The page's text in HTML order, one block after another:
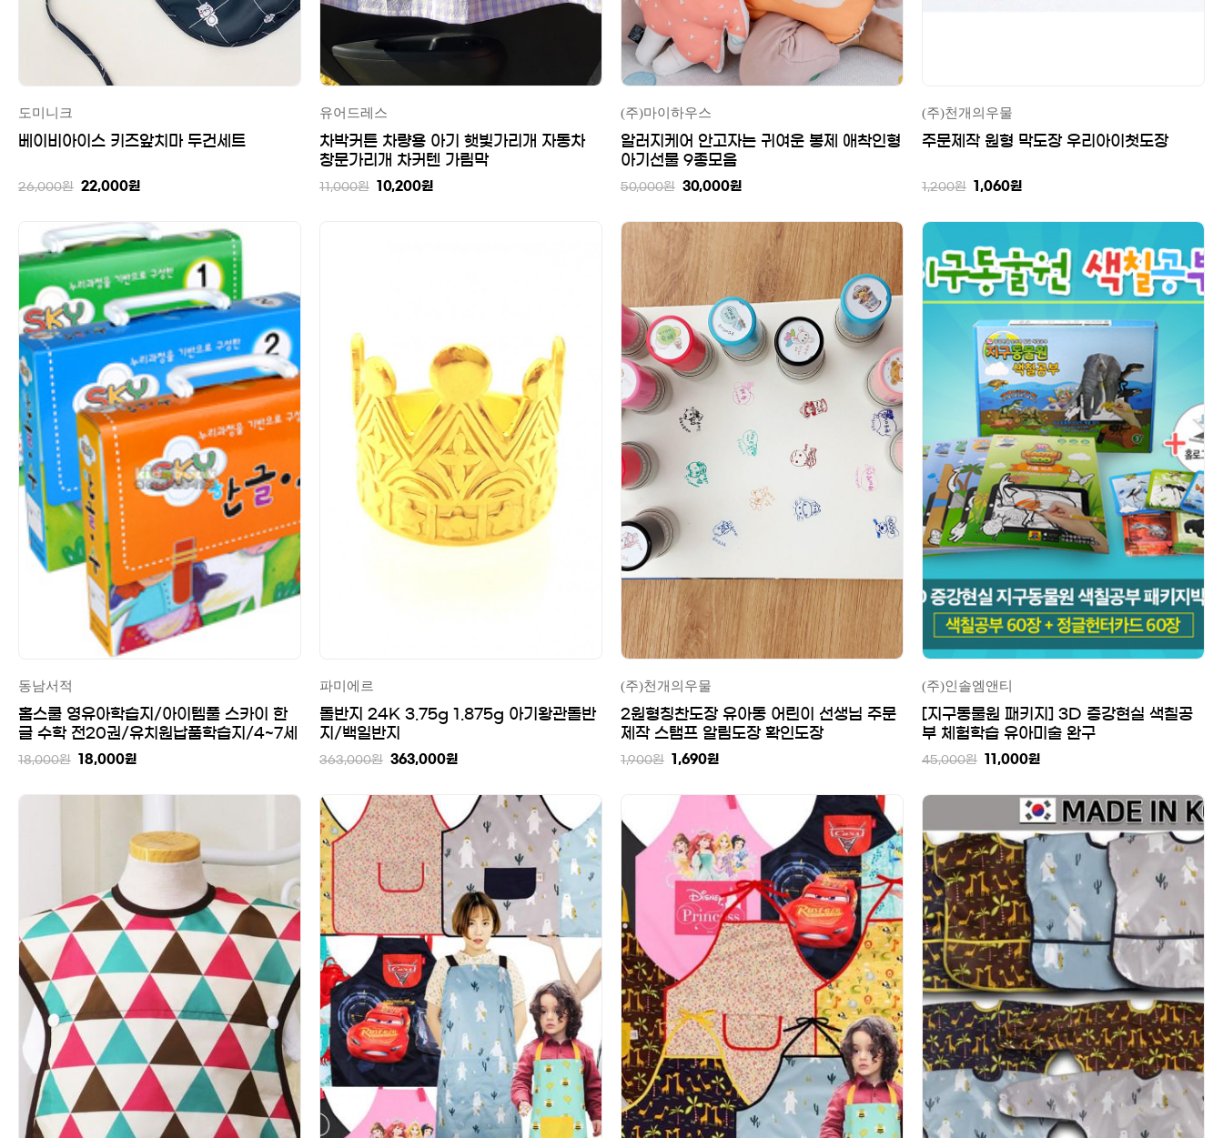
도미니크
베이비아이스 키즈앞치마 두건세트
26,000원 22,000원
유어드레스
차박커튼 차량용 아기 햇빛가리개 자동차
창문가리개 차커텐 가림막
11,000원 10,200원
(주)마이하우스
알러지케어 안고자는 귀여운 봉제 애착인형
아기선물 9종모음
50,000원 30,000원
(주)천개의우물
주문제작 원형 막도장 우리아이첫도장
1,200원 1,060원
동남서적
홈스쿨 영유아학습지/아이템풀 스카이 한
글 수학 전20권/유치원납품학습지/4~7세
까지 선택
18,000원 18,000원
파미에르
돌반지 24K 3.75g 1.875g 아기왕관돌반
지/백일반지
363,000원 363,000원
(주)천개의우물
2원형칭찬도장 유아동 어린이 선생님 주문
제작 스탬프 알림도장 확인도장
1,900원 1,690원
(주)인솔엠앤티
[지구동물원 패키지] 3D 증강현실 색칠공
부 체험학습 유아미술 완구
45,000원 11,000원